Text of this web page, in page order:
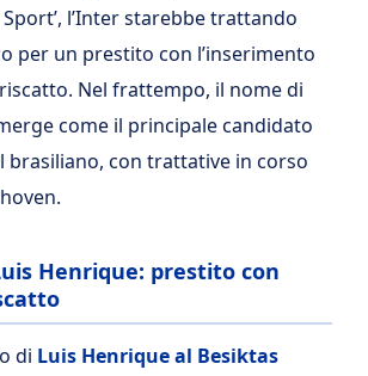
l’Inter starebbe trattando
per un prestito con l’inserimento
Nel frattempo, il nome di
come il principale candidato
brasiliano, con trattative in corso
Henrique: prestito con
di Luis Henrique al Besiktas